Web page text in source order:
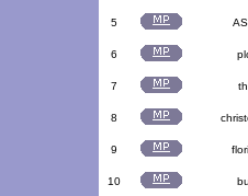
5
6
7
8
9
10